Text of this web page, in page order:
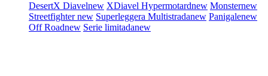
DesertX Diavelnew XDiavel Hypermotardnew Monsternew
Streetfighternew Superleggera Multistradanew Panigalenew
Off Roadnew Serie limitadanew